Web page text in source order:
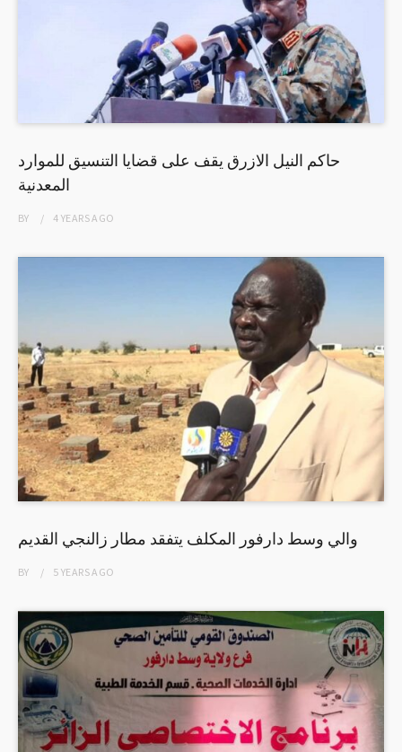
حاكم النيل الازرق يقف على قضايا التنسيق للموارد
المعدنية
BY 4 YEARSAGO
والي وسط دارفور المكلف يتفقد مطار زالنجي القديم
BY 5 YEARSAGO